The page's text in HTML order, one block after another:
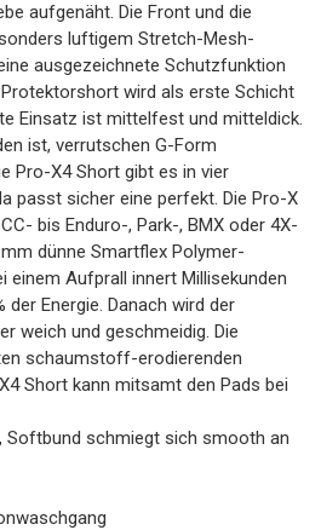
aufgenäht. Die Front und die
luftigem Stretch-Mesh-
ausgezeichnete Schutzfunktion
wird als erste Schicht
Einsatz ist mittelfest und mitteldick.
ist, verrutschen G-Form
Pro-X4 Short gibt es in vier
passt sicher eine perfekt. Die Pro-X
bis Enduro-, Park-, BMX oder 4X-
dünne Smartflex Polymer-
Aufprall innert Millisekunden
Energie. Danach wird der
weich und geschmeidig. Die
schaumstoff-erodierenden
Short kann mitsamt den Pads bei
Softbund schmiegt sich smooth an